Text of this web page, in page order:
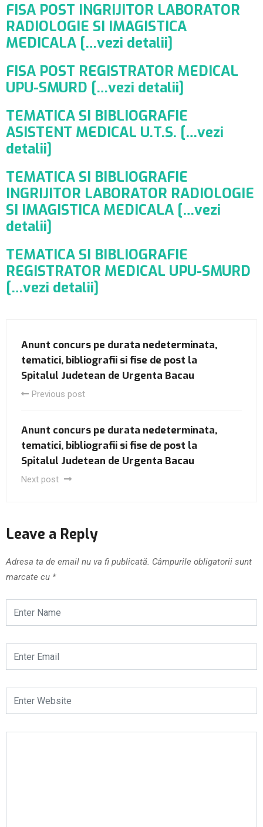
FISA POST INGRIJITOR LABORATOR
RADIOLOGIE SI IMAGISTICA
MEDICALA […vezi detalii]
FISA POST REGISTRATOR MEDICAL
UPU-SMURD […vezi detalii]
TEMATICA SI BIBLIOGRAFIE
ASISTENT MEDICAL U.T.S. […vezi
detalii]
TEMATICA SI BIBLIOGRAFIE
INGRIJITOR LABORATOR RADIOLOGIE
SI IMAGISTICA MEDICALA […vezi
detalii]
TEMATICA SI BIBLIOGRAFIE
REGISTRATOR MEDICAL UPU-SMURD
[…vezi detalii]
Anunt concurs pe durata nedeterminata,
tematici, bibliografii si fise de post la
Spitalul Judetean de Urgenta Bacau
Previous post
Anunt concurs pe durata nedeterminata,
tematici, bibliografii si fise de post la
Spitalul Judetean de Urgenta Bacau
Next post
Leave a Reply
Adresa ta de email nu va fi publicată. Câmpurile obligatorii sunt
marcate cu *